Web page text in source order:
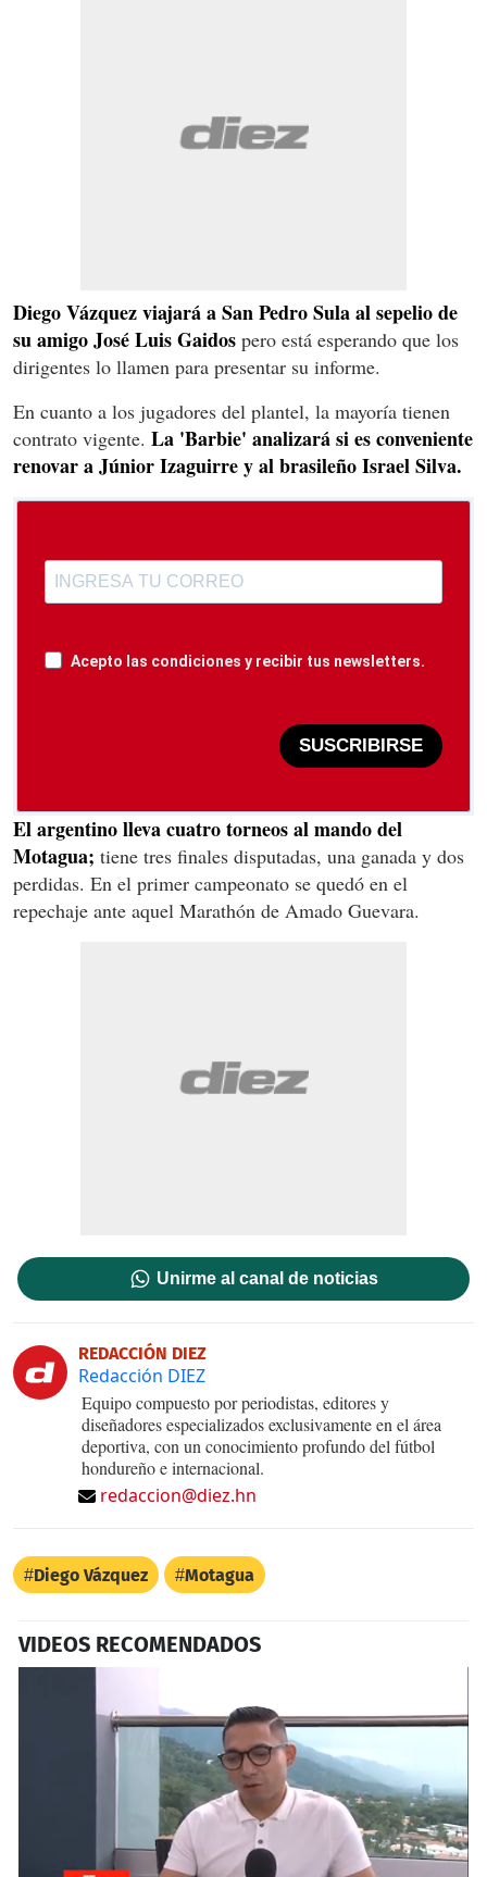
Diego Vázquez viajará a San Pedro Sula al sepelio de
su amigo José Luis Gaidos pero está esperando que los
dirigentes lo llamen para presentar su informe.
En cuanto a los jugadores del plantel, la mayoría tienen
contrato vigente. La 'Barbie' analizará si es conveniente
renovar a Júnior Izaguirre y al brasileño Israel Silva.
Acepto las condiciones y recibir tus newsletters.
SUSCRIBIRSE
El argentino lleva cuatro torneos al mando del
Motagua; tiene tres finales disputadas, una ganada y dos
perdidas. En el primer campeonato se quedó en el
repechaje ante aquel Marathón de Amado Guevara.
Unirme al canal de noticias
REDACCIÓN DIEZ
Redacción DIEZ
Equipo compuesto por periodistas, editores y
diseñadores especializados exclusivamente en el área
deportiva, con un conocimiento profundo del fútbol
hondureño e internacional.
redaccion@diez.hn
Diego Vázquez Motagua
VIDEOS RECOMENDADOS